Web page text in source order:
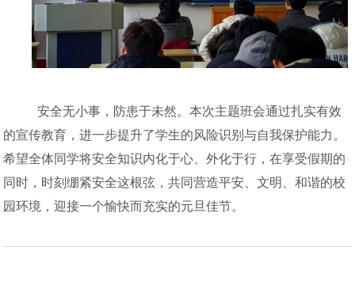
安全无小事，防患于未然。本次主题班会通过扎实有效
的宣传教育，进一步提升了学生的风险识别与自我保护能力。
希望全体同学将安全知识内化于心、外化于行，在享受假期的
同时，时刻绷紧安全这根弦，共同营造平安、文明、和谐的校
园环境，迎接一个愉快而充实的元旦佳节。